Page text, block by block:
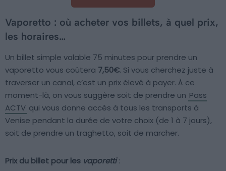
Vaporetto : où acheter vos billets, à quel prix,
les horaires…
Un billet simple valable 75 minutes pour prendre un
vaporetto vous coûtera 7,50€. Si vous cherchez juste à
traverser un canal, c’est un prix élevé à payer. À ce
moment-là, on vous suggère soit de prendre un Pass
ACTV qui vous donne accès à tous les transports à
Venise pendant la durée de votre choix (de 1 à 7 jours),
soit de prendre un traghetto, soit de marcher.
Prix du billet pour les vaporetti: